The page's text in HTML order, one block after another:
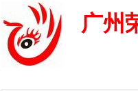
广州